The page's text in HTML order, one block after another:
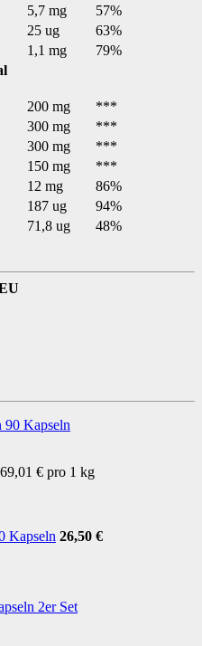
5,7 mg
57%
25 ug
63%
1,1 mg
79%
200 mg
***
300 mg
***
300 mg
***
150 mg
***
12 mg
86%
187 ug
94%
71,8 ug 48%
€ pro 1 kg
Kapseln 26,50 €